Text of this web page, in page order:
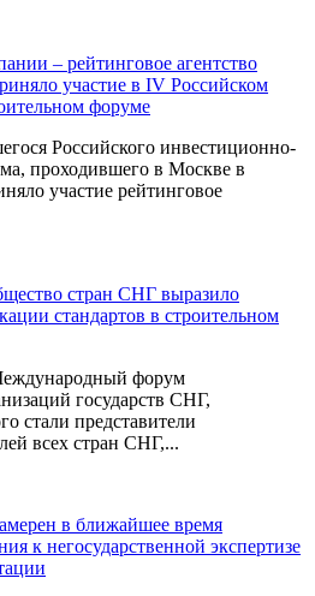
– рейтинговое агентство
участие в IV Российском
форуме
Российского инвестиционно-
проходившего в Москве в
участие рейтинговое
стран СНГ выразило
стандартов в строительном
форум
государств СНГ,
стали представители
всех стран СНГ,...
в ближайшее время
к негосударственной экспертизе